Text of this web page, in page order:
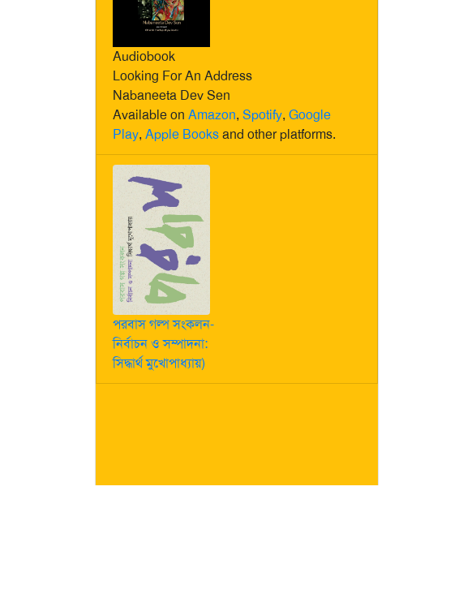
Audiobook
Looking For An Address
Nabaneeta Dev Sen
Available on Amazon, Spotify, Google
Play, Apple Booksand other platforms.
পরবাস গল্প সংকলন-
নির্বাচন ও সম্পাদনা:
সিদ্ধার্থ মুখোপাধ্যায়)